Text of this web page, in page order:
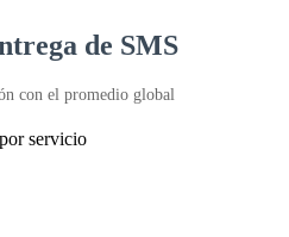
de SMS
con el promedio global
servicio